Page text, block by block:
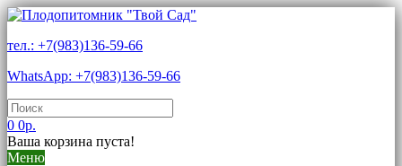
тел.: +7(983)136-59-66
WhatsApp: +7(983)136-59-66
0 0р.
Ваша корзина пуста!
Меню